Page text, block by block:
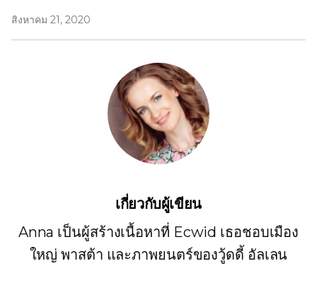
สิงหาคม 21, 2020
เกี่ยวกับผู้เขียน
Anna เป็นผู้สร้างเนื้อหาที่ Ecwid เธอชอบเมือง
ใหญ่ พาสต้า และภาพยนตร์ของวู้ดดี้ อัลเลน